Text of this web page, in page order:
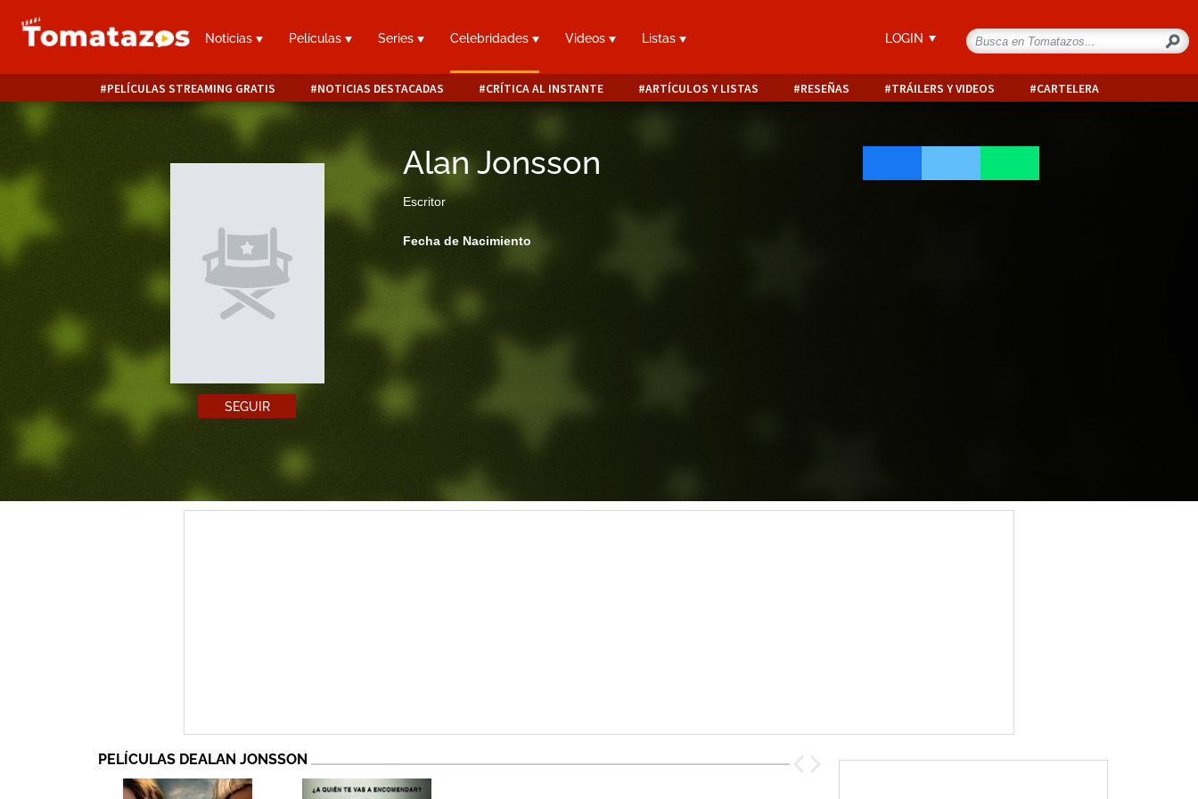
Noticias Películas Series Celebridades Videos Listas LOGIN
PELÍCULAS STREAMING GRATIS NOTICIAS DESTACADAS CRÍTICA AL INSTANTE ARTÍCULOS Y LISTAS RESEÑAS TRÁILERS Y VIDEOS CARTELERA
SEGUIR
Alan Jonsson
Escritor
Fecha de Nacimiento
PELÍCULAS DEALAN JONSSON